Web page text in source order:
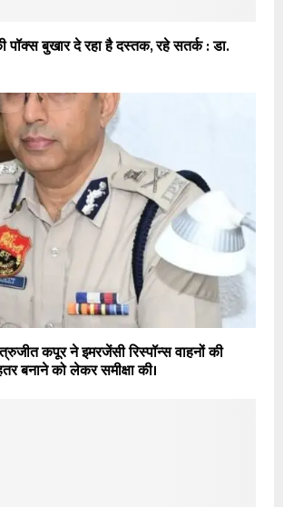
बुखार दे रहा है दस्तक, रहे सतर्क : डा.
कपूर ने इमरजेंसी रिस्पॉन्स वाहनों की
बनाने को लेकर समीक्षा की।